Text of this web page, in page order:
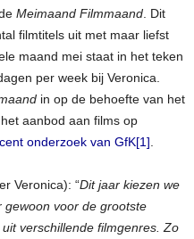
Meimaand Filmmaand . Dit
filmtitels uit met maar liefst
maand mei staat in het teken
per week bij Veronica.
in op de behoefte van het
aanbod aan films op
onderzoek van GfK[1]
Veronica): “Dit jaar kiezen we
gewoon voor de grootste
verschillende filmgenres. Zo